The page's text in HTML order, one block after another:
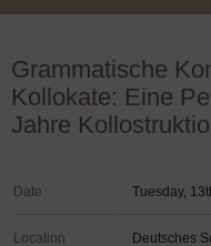
Grammatische
Kollokate: Eine
Jahre
Date Tuesday,
Location
Deutsches